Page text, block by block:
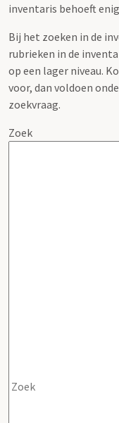
inventaris behoeft
Bij het zoeken in de
rubrieken in de
op een lager niveau.
voor, dan voldoen
zoekvraag.
Zoek